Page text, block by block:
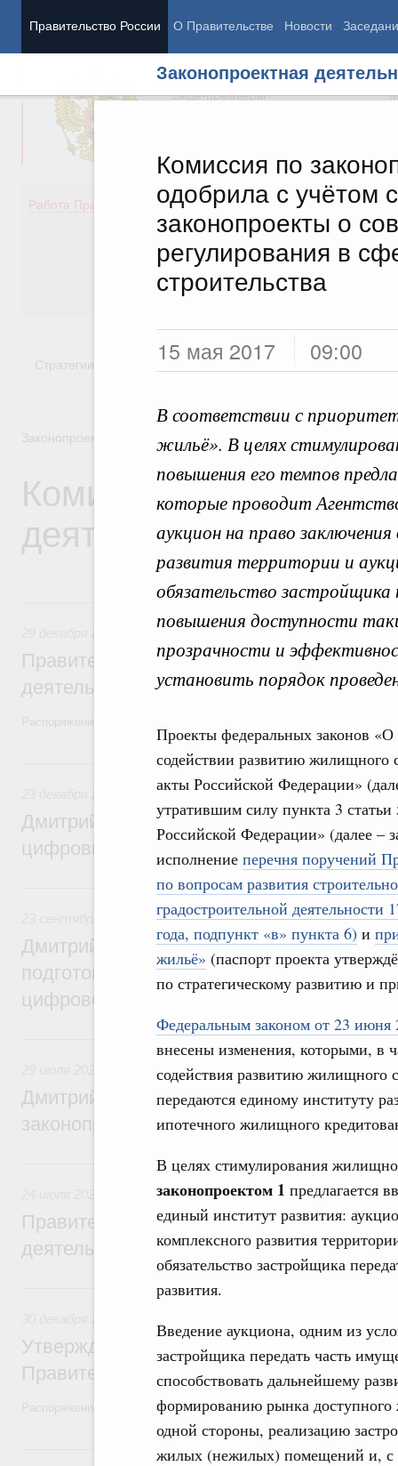
Правительство России О Правительстве Новости
Законопроектная
Комиссия по
одобрила с учётом
законопроекты о
регулирования в
строительства
15 мая 2017 09:00
В соответствии с
жильё». В целях
повышения его темпов
которые проводит
аукцион на право
развития территории и
обязательство
повышения доступности
прозрачности и
установить порядок
Проекты федеральных законов
содействии развитию жилищного
акты Российской Федерации»
утратившим силу пункта 3 статьи
Российской Федерации» (далее –
исполнение перечня поручений
по вопросам развития
градостроительной
года, подпункт «в» пункта 6) и
жильё» (паспорт проекта
по стратегическому развитию и
Федеральным законом от 23
внесены изменения, которыми, в
содействия развитию жилищного
передаются единому институту
ипотечного жилищного
В целях стимулирования
законопроектом 1 предлагается
единый институт развития:
комплексного развития
обязательство застройщика
развития.
Введение аукциона, одним из
застройщика передать часть
способствовать дальнейшему
формированию рынка доступного
одной стороны, реализацию
жилых (нежилых) помещений и, с
Председатель Правительства
Вице-премьеры
Работа Правительства
Демография
Здоровье
Образование
Культура
Общество
Государство
Стратегии Государственные программы
Законопроектная деятельность
Комиссия
деятельности
29 декабря 2025, понедельник
Правовые вопросы работы
Правительство утвердило план
деятельности на 2026 год
23 декабря 2024, понедельник
Дмитрий Григоренко: Правительство
цифровизацию законопроектной
23 сентября 2024, понедельник
Правовые вопросы работы
Дмитрий Григоренко: Правительство
подготовки нормативных актов и
цифровой формат
29 июля 2024, понедельник
Правовые вопросы работы Правительства
Дмитрий Григоренко: Цифровизация
законопроектной деятельности
24 июля 2023, понедельник
Правовые вопросы работы Правительства
Правительство повышает качество
деятельности
30 декабря 2022, пятница
Утверждён план законопроектной
Правительства на 2023 год
Распоряжение от 23 декабря 2022 года №4112-р
2 декабря 2022, пятница